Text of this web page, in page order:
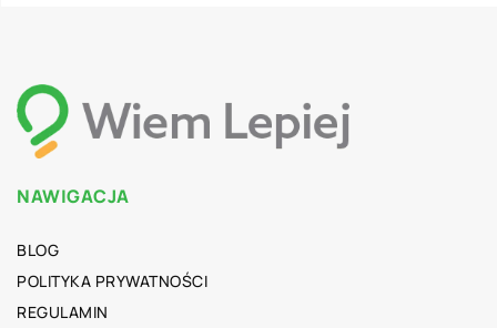
NAWIGACJA
BLOG
POLITYKA PRYWATNOŚCI
REGULAMIN